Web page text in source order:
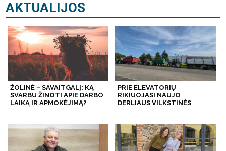
AKTUALIJOS
ŽOLINĖ – SAVAITGALĮ: KĄ
SVARBU ŽINOTI APIE DARBO
LAIKĄ IR APMOKĖJIMĄ?
PRIE ELEVATORIŲ
RIKIUOJASI NAUJO
DERLIAUS VILKSTINĖS